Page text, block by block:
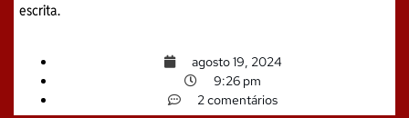
escrita.
agosto 19, 2024
9:26 pm
2 comentários